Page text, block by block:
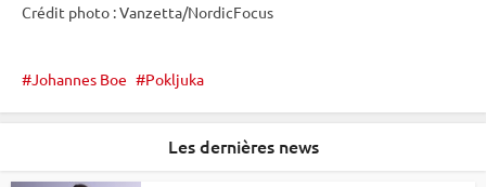
Crédit photo : Vanzetta/NordicFocus
Johannes Boe Pokljuka
Les dernières news